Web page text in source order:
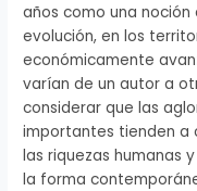
años como una
evolución, en los
económicamente
varían de un autor a
considerar que las
importantes tienden a
las riquezas humanas
la forma